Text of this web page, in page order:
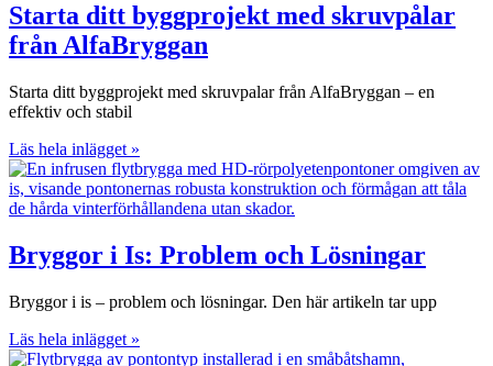
Starta ditt byggprojekt med skruvpålar
från AlfaBryggan
Starta ditt byggprojekt med skruvpalar från AlfaBryggan – en
effektiv och stabil
Läs hela inlägget »
Bryggor i Is: Problem och Lösningar
Bryggor i is – problem och lösningar. Den här artikeln tar upp
Läs hela inlägget »